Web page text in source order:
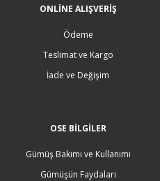
ONLINE ALIŞVERIŞ
Ödeme
Teslimat ve Kargo
İade ve Değişim
OSE BILGILER
Gümüş Bakımı ve Kullanımı
Gümüşün Faydaları